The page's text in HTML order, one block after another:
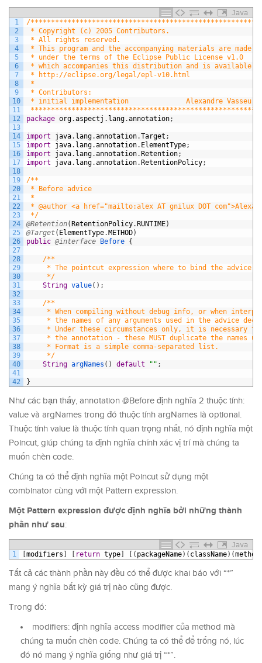
Java
1
2
3
4
5
6
7
8
9
10
11
12
13
14
15
16
17
18
19
20
21
22
23
24
25
26
27
28
29
30
31
32
33
34
35
36
37
38
39
40
41
42
/
* Copyright (c) 2005 Contributors.
* All rights reserved.
* This program and the accompanying materials are made
* under the terms of the Eclipse Public License v1.0
* which accompanies this distribution and is available
* http://eclipse.org/legal/epl-v10.html
*
* Contributors:
* initial implementation              Alexandre Vasseur
package org.aspectj . lang.annotation;
import java. lang.annotation.Target ;
import
java. lang.annotation. ElementType;
import
java. lang.annotation.Retention;
import
java. lang.annotation.RetentionPolicy;
/**
* Before advice
*
* @author <a href="mailto:alex AT gnilux DOT
*/
@Retention(RetentionPolicy.RUNTIME)
@Target( ElementType.METHOD)
public @interface Before {
/**
* The pointcut expression where to bind the advice
*/
String value( ) ;
/**
* When compiling without debug info, or when
* the names of any arguments used in the advice
* Under these circumstances only, it is necessary to
* the annotation - these MUST duplicate the names
* Format is a simple comma-separated list.
*/
String argNames ( ) default "" ;
}
Như các bạn thấy, annotation @Before định nghĩa 2 thuộc tính:
value và argNames trong đó thuộc tính argNames là optional.
Thuộc tính value là thuộc tính quan trọng nhất, nó định nghĩa một
Poincut, giúp chúng ta định nghĩa chính xác vị trí mà chúng ta
muốn chèn code.
Chúng ta có thể định nghĩa một Poincut sử dụng một
combinator cùng với một Pattern expression.
Một Pattern expression được định nghĩa bởi những thành
phần như sau:
Java
1
[modifiers ] [ return type] [ ( packageName) ( className) (
Tất cả các thành phần này đều có thể được khai báo với “*”
mang ý nghĩa bất kỳ giá trị nào cũng được.
Trong đó:
modifiers: định nghĩa access modifier của method mà
chúng ta muốn chèn code. Chúng ta có thể để trống nó, lúc
đó nó mang ý nghĩa giống như giá trị “*”.